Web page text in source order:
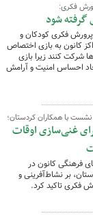
فکری:
گرفته شود
فکری کودکان و
کانون به بازی اختصاص
شرکت کنند زیرا بازی
احساس امنیت و آرامش
با همکاران کردستان؛
غنی‌سازی اوقات
فرهنگی کانون در
بر نشاط‌آفرینی و
فکری تاکید کرد.